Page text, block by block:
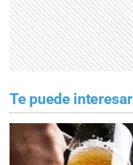
Te puede interesar